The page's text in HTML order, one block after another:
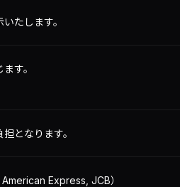
たします。
す。
となります。
Express, JCB）